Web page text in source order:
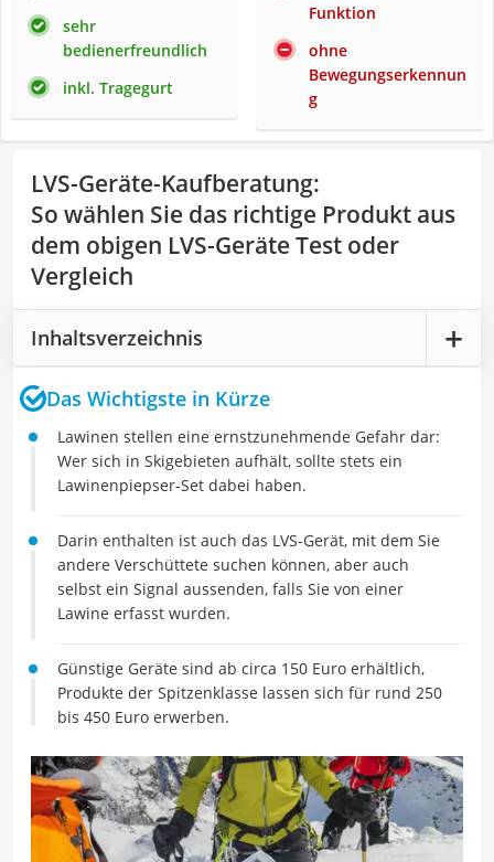
sehr
bedienerfreundlich
inkl. Tragegurt
Funktion
ohne
Bewegungserkennun
g
LVS-Geräte-Kaufberatung:
So wählen Sie das richtige Produkt aus
dem obigen LVS-Geräte Test oder
Vergleich
Inhaltsverzeichnis
Das Wichtigste in Kürze
Lawinen stellen eine ernstzunehmende Gefahr dar:
Wer sich in Skigebieten aufhält, sollte stets ein
Lawinenpiepser-Set dabei haben.
Darin enthalten ist auch das LVS-Gerät, mit dem Sie
andere Verschüttete suchen können, aber auch
selbst ein Signal aussenden, falls Sie von einer
Lawine erfasst wurden.
Günstige Geräte sind ab circa 150 Euro erhältlich,
Produkte der Spitzenklasse lassen sich für rund 250
bis 450 Euro erwerben.